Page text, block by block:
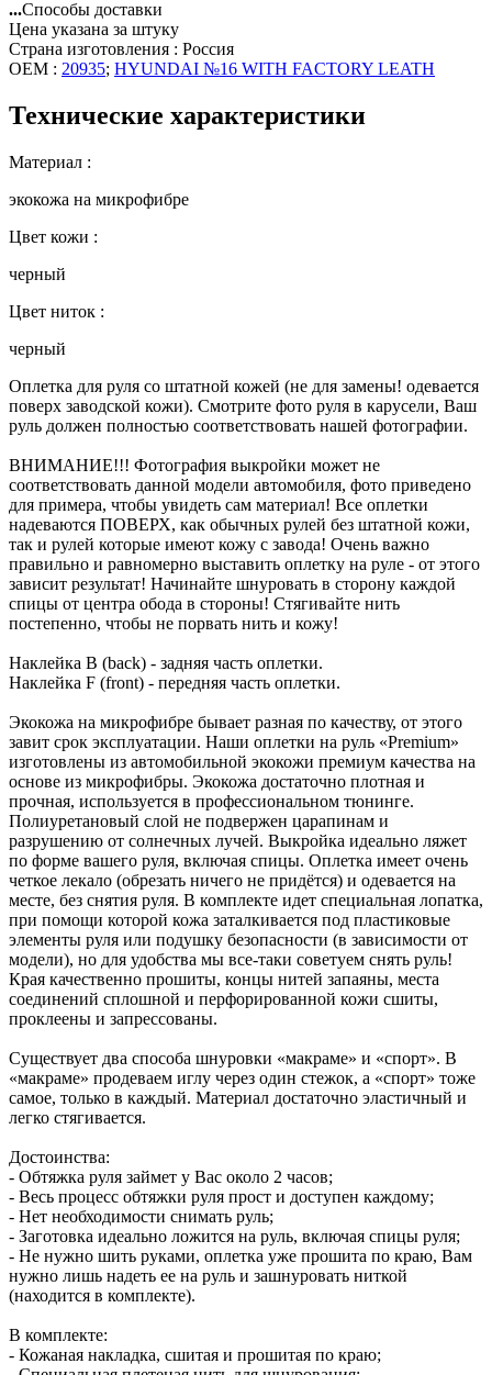
...Способы доставки
Цена указана за штуку
Страна изготовления : Россия
OEM : 20935; HYUNDAI №16 WITH FACTORY LEATH
Технические характеристики
Материал :
экокожа на микрофибре
Цвет кожи :
черный
Цвет ниток :
черный
Оплетка для руля со штатной кожей (не для замены! одевается
поверх заводской кожи). Смотрите фото руля в карусели, Ваш
руль должен полностью соответствовать нашей фотографии.
ВНИМАНИЕ!!! Фотография выкройки может не
соответствовать данной модели автомобиля, фото приведено
для примера, чтобы увидеть сам материал! Все оплетки
надеваются ПОВЕРХ, как обычных рулей без штатной кожи,
так и рулей которые имеют кожу с завода! Очень важно
правильно и равномерно выставить оплетку на руле - от этого
зависит результат! Начинайте шнуровать в сторону каждой
спицы от центра обода в стороны! Стягивайте нить
постепенно, чтобы не порвать нить и кожу!
Наклейка B (back) - задняя часть оплетки.
Наклейка F (front) - передняя часть оплетки.
Экокожа на микрофибре бывает разная по качеству, от этого
завит срок эксплуатации. Наши оплетки на руль «Premium»
изготовлены из автомобильной экокожи премиум качества на
основе из микрофибры. Экокожа достаточно плотная и
прочная, используется в профессиональном тюнинге.
Полиуретановый слой не подвержен царапинам и
разрушению от солнечных лучей. Выкройка идеально ляжет
по форме вашего руля, включая спицы. Оплетка имеет очень
четкое лекало (обрезать ничего не придётся) и одевается на
месте, без снятия руля. В комплекте идет специальная лопатка,
при помощи которой кожа заталкивается под пластиковые
элементы руля или подушку безопасности (в зависимости от
модели), но для удобства мы все-таки советуем снять руль!
Края качественно прошиты, концы нитей запаяны, места
соединений сплошной и перфорированной кожи сшиты,
проклеены и запрессованы.
Существует два способа шнуровки «макраме» и «спорт». В
«макраме» продеваем иглу через один стежок, а «спорт» тоже
самое, только в каждый. Материал достаточно эластичный и
легко стягивается.
Достоинства:
- Обтяжка руля займет у Вас около 2 часов;
- Весь процесс обтяжки руля прост и доступен каждому;
- Нет необходимости снимать руль;
- Заготовка идеально ложится на руль, включая спицы руля;
- Не нужно шить руками, оплетка уже прошита по краю, Вам
нужно лишь надеть ее на руль и зашнуровать ниткой
(находится в комплекте).
В комплекте:
- Кожаная накладка, сшитая и прошитая по краю;